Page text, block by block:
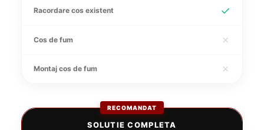
Racordare cos existent ✓
Cos de fum ✗
Montaj cos de fum ✗
RECOMANDAT
SOLUTIE COMPLETA